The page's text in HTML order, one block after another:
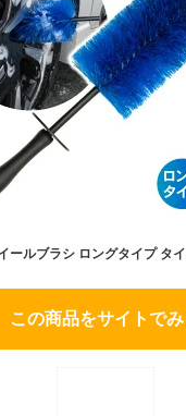
この商品をサイトでみ